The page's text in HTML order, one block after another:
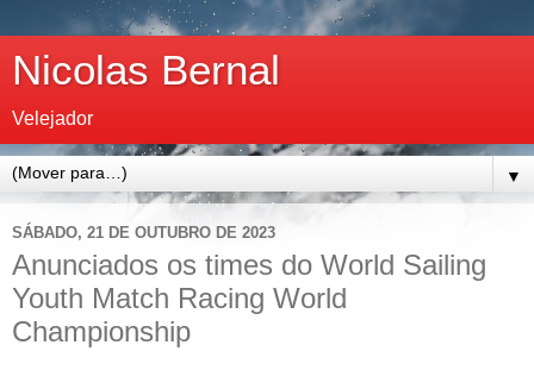
Nicolas Bernal
Velejador
▼
SÁBADO, 21 DE OUTUBRO DE 2023
Anunciados os times do World Sailing
Youth Match Racing World
Championship